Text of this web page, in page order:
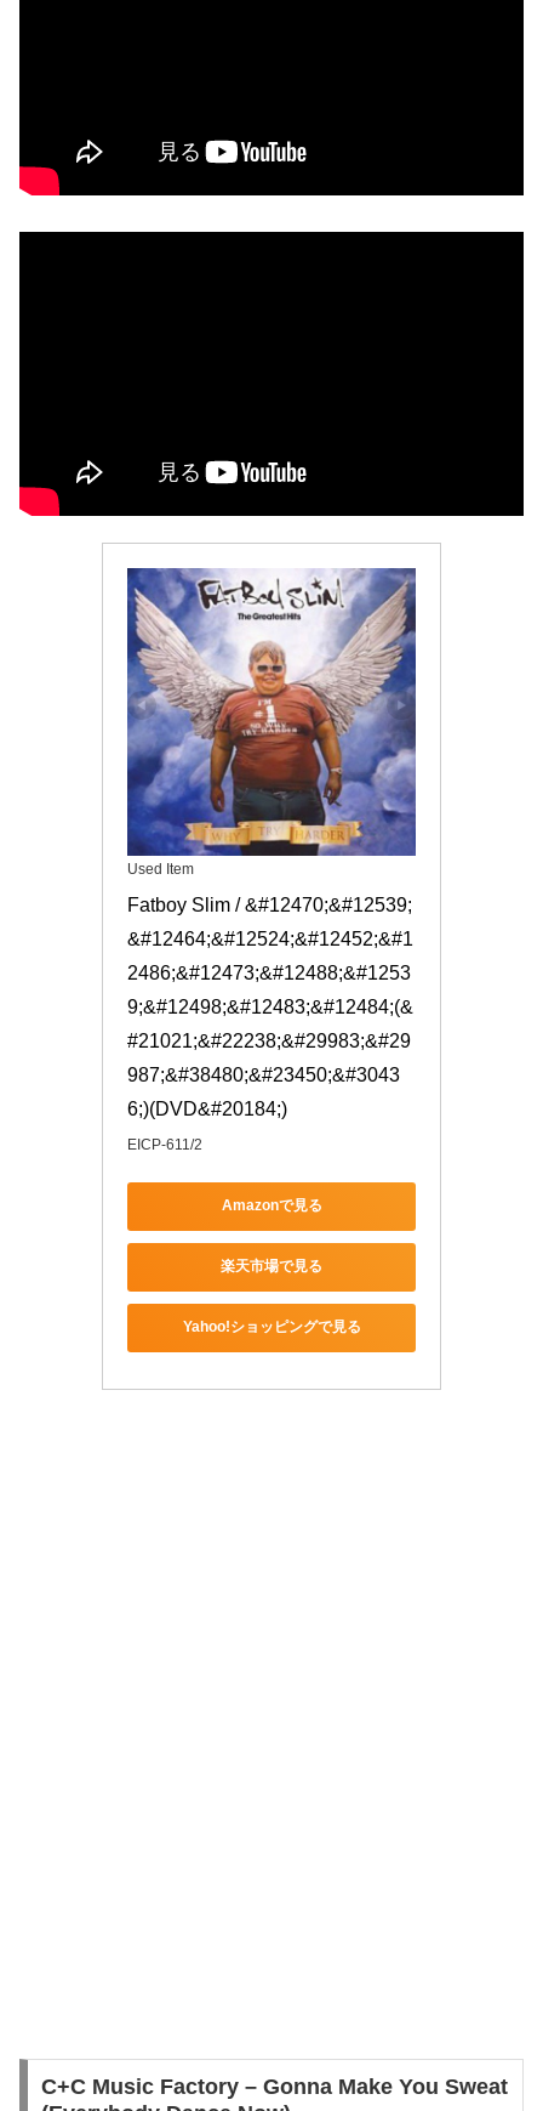
Used Item
Fatboy Slim / &#12470;&#12539;
&#12464;&#12524;&#12452;&#1
2486;&#12473;&#12488;&#1253
9;&#12498;&#12483;&#12484;(&
#21021;&#22238;&#29983;&#29
987;&#38480;&#23450;&#3043
6;)(DVD&#20184;)
EICP-611/2
Amazonで見る
楽天市場で見る
Yahoo!ショッピングで見る
C+C Music Factory – Gonna Make You Sweat